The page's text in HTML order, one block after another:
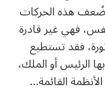
ضُعف هذه الحركات
فهي غير قادرة
فقد تستطيع
الرئيس أو الملك،
القائمة…